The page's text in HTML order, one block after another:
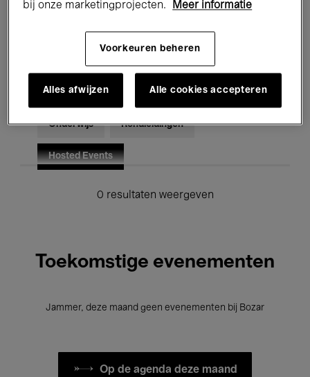
Jazz Klassieke Muziek Global Music
Voor iedereen Kids’ Palace
Onderwijs Rondleidingen
Hosted Events
0 resultaten weergeven
Toekomstige evenementen
Jammer, deze maand geen evenementen bij Bozar
Op de agenda deze maand
bij onze marketingprojecten.
Meer informatie
Voorkeuren beheren
Alles afwijzen Alle cookies accepteren